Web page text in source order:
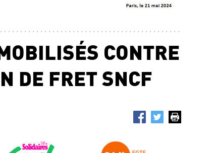
CONTRE
DE FRET SNCF